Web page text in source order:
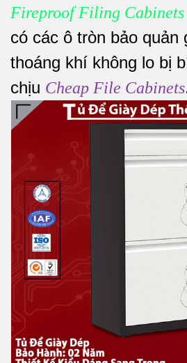
Fireproof Filing Cabinets
có các ô tròn bảo quản
thoáng khí không lo bị
chịu Cheap File Cabinets